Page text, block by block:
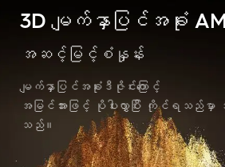
3D မျက်နှာပြင်အခုံး
အဆင့်မြင့်စံနှုန်း
မျက်နှာပြင်အခုံးဒီဇိုင်းကြောင့်
အမြင်အားဖြင့် ပိုပါးလွှာပြီး ကိုင်ရသည်မှာ
သည်။